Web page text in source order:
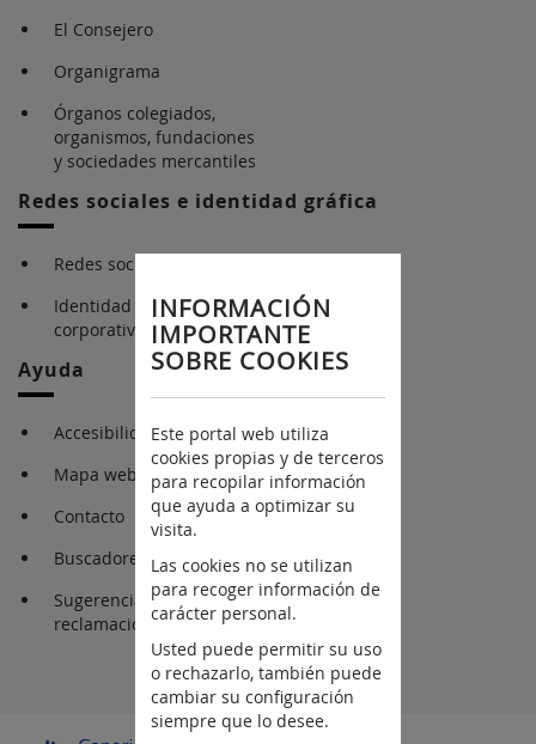
El Consejero
Organigrama
Órganos colegiados,
organismos, fundaciones
y sociedades mercantiles
Redes sociales e identidad gráfica
Redes sociales
Identidad gráfica
corporativa
Ayuda
Accesibilidad
Mapa web
Contacto
Buscadores
Sugerencia y
reclamaciones
INFORMACIÓN
IMPORTANTE
SOBRE COOKIES
Este portal web utiliza
cookies propias y de terceros
para recopilar información
que ayuda a optimizar su
visita.
Las cookies no se utilizan
para recoger información de
carácter personal.
Usted puede permitir su uso
o rechazarlo, también puede
cambiar su configuración
siempre que lo desee.